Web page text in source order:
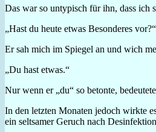
Das war so untypisch für ihn, dass ich
„Hast du heute etwas Besonderes
Er sah mich im Spiegel an und wich
„Du hast etwas.“
Nur wenn er „du“ so betonte,
In den letzten Monaten jedoch wirkte
ein seltsamer Geruch nach